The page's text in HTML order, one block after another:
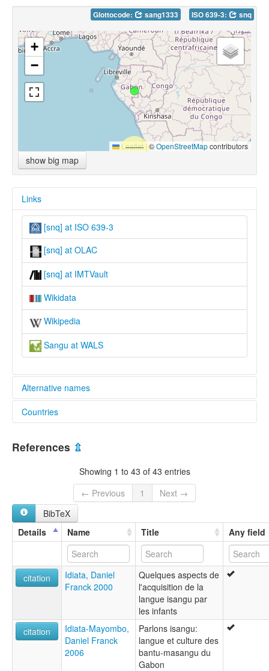
Glottocode: sang1333 ISO 639-3: snq
+
−
Leaflet |©OpenStreetMapcontributors
show big map
Links
[snq] at ISO 639-3
[snq] at OLAC
[snq] at IMTVault
Wikidata
Wikipedia
Sangu at WALS
Alternative names
lexvo:
Sangu [en]
moseley & asher (1994):
Isangu
Sangu
Shango
Yisangou
ruhlen (1987):
Sangu
wals:
Isangu
Countries
References ⇫
Showing 1 to 43 of 43 entries
← Previous
1
Next →
BibTeX
Details
Name Title Any field
citation
Idiata, Daniel
Franck 2000
Quelques aspects de
l'acquisition de la
langue isangu par
les infants
citation
Idiata-Mayombo,
Daniel Franck
2006
Parlons isangu:
langue et culture des
bantu-masangu du
Gabon